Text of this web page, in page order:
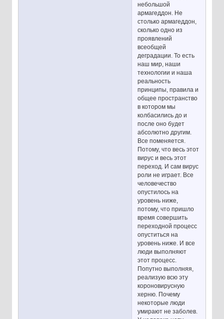
небольшой
армагеддон. Не
столько армагеддон,
сколько одно из
проявлений
всеобщей
деградации. То есть
наш мир, наши
технологии и наша
реальность
принципы, правила и
общее пространство
в котором мы
колбасились до и
после оно будет
абсолютно другим.
Все поменяется.
Потому, что весь этот
вирус и весь этот
переход. И сам вирус
роли не играет. Все
человечество
опустилось на
уровень ниже,
потому, что пришло
время совершить
переходной процесс
опуститься на
уровень ниже. И все
люди выполняют
этот процесс.
Попутно выполняя,
реализую всю эту
короновирусную
херню. Почему
некоторые люди
умирают не заболев.